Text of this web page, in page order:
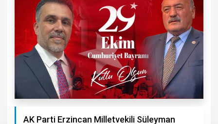
AK Parti Erzincan Milletvekili Süleyman